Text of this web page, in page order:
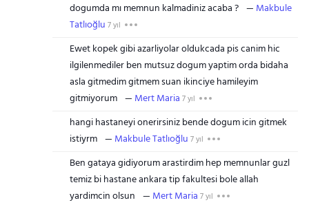
dogumda mı memnun kalmadiniz acaba ?
Makbule
Tatlıoğlu 7 yıl
Ewet kopek gibi azarliyolar oldukcada pis canim hic
ilgilenmediler ben mutsuz dogum yaptim orda bidaha
asla gitmedim gitmem suan ikinciye hamileyim
gitmiyorum
Mert Maria 7 yıl
hangi hastaneyi onerirsiniz bende dogum icin gitmek
istiyrm
Makbule Tatlıoğlu 7 yıl
Ben gataya gidiyorum arastirdim hep memnunlar guzl
temiz bi hastane ankara tip fakultesi bole allah
yardimcin olsun
Mert Maria 7 yıl